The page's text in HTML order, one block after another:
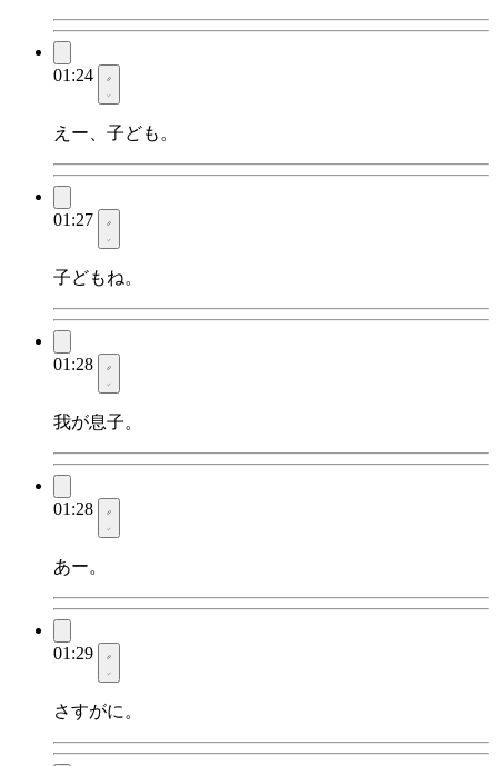
01:24
えー、子ども。
01:27
子どもね。
01:28
我が息子。
01:28
あー。
01:29
さすがに。